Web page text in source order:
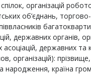
організацій
об’єднань,
державних органів,
асоціацій, державних та
організацій):
народження, країна